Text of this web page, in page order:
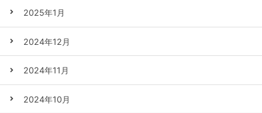
2025年1月
2024年12月
2024年11月
2024年10月